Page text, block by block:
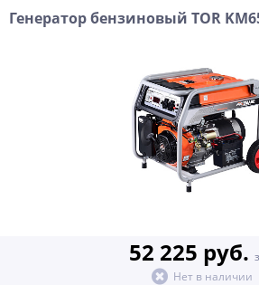
Генератор бензиновый TOR
52 225 руб.
Нет в наличии